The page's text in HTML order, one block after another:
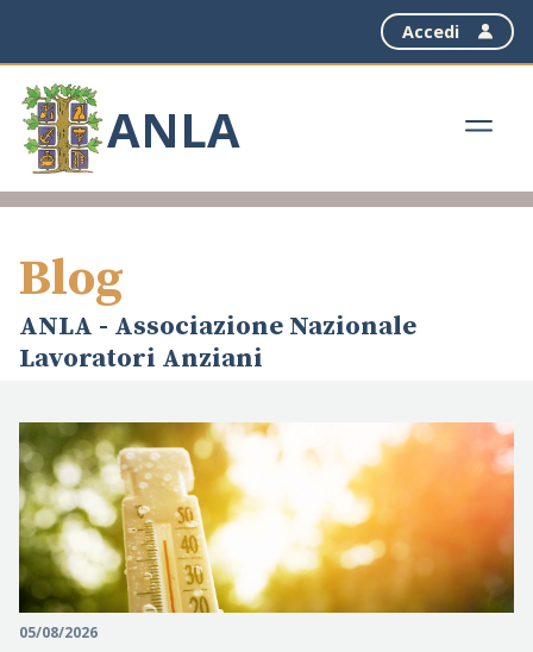
Accedi
ANLA
Blog
ANLA - Associazione Nazionale
Lavoratori Anziani
05/08/2026